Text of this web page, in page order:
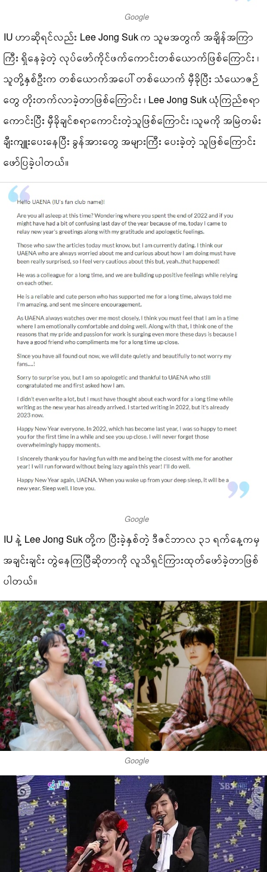
Google
IU ဟာဆိုရင်လည်း Lee Jong Suk က သူမအတွက် အချိန်အကြာ
ကြီး ရှိနေခဲ့တဲ့ လုပ်ဖော်ကိုင်ဖက်ကောင်းတစ်ယောက်ဖြစ်ကြောင်း ၊
သူတို့နှစ်ဦးက တစ်ယောက်အပေါ် တစ်ယောက် မှီခိုပြီး သံယောဇဉ်
တွေ တိုးတက်လာခဲ့တာဖြစ်ကြောင်း ၊ Lee Jong Suk ယုံကြည်စရာ
ကောင်းပြီး မှီခိုချင်စရာကောင်းတဲ့သူဖြစ်ကြောင်း ၊သူမကို အမြဲတမ်း
ချီးကျူးပေးနေပြီး ခွန်အားတွေ အများကြီး ပေးခဲ့တဲ့ သူဖြစ်ကြောင်း
ဖော်ပြခဲ့ပါတယ်။
Google
IU နဲ့ Lee Jong Suk တို့က ပြီးခဲ့နှစ်တဲ့ ဒီဇင်ဘာလ ၃၁ ရက်နေ့ကမှ
အချင်းချင်း တွဲနေကြပြီဆိုတာကို လူသိရှင်ကြားထုတ်ဖော်ခဲ့တာဖြစ်
ပါတယ်။
Google